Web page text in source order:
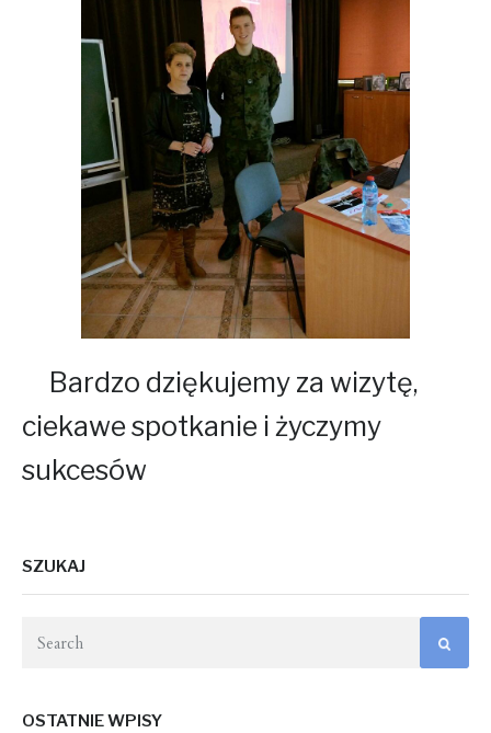
Bardzo dziękujemy za wizytę,
ciekawe spotkanie i życzymy
sukcesów
SZUKAJ
OSTATNIE WPISY